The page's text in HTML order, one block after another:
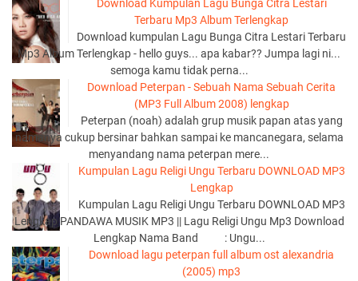
Download Kumpulan Lagu Bunga Citra Lestari
Terbaru Mp3 Album Terlengkap
Download kumpulan Lagu Bunga Citra Lestari Terbaru
Mp3 Album Terlengkap - hello guys... apa kabar?? Jumpa lagi ni...
semoga kamu tidak perna...
Download Peterpan - Sebuah Nama Sebuah Cerita
(MP3 Full Album 2008) lengkap
Peterpan (noah) adalah grup musik papan atas yang
namanya cukup bersinar bahkan sampai ke mancanegara, selama
menyandang nama peterpan mere...
Kumpulan Lagu Religi Ungu Terbaru DOWNLOAD MP3
Lengkap
Kumpulan Lagu Religi Ungu Terbaru DOWNLOAD MP3
Lengkap PANDAWA MUSIK MP3 || Lagu Religi Ungu Mp3 Download
Lengkap Nama Band : Ungu...
Download lagu peterpan full album ost alexandria
(2005) mp3